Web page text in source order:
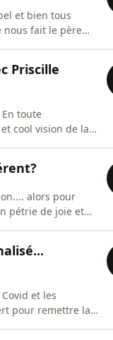
et bien tous
nous fait le père
Priscille
toute
cool vision de la
alors pour
pétrie de joie et
et les
pour remettre la